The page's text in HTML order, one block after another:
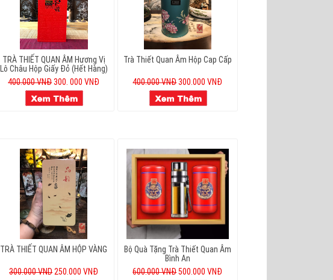
TRÀ THIẾT QUAN ÂM Hương Vị
Lô Châu Hộp Giấy Đỏ (hết Hàng)
400.000 VNĐ300. 000 VNĐ
Trà Thiết Quan Âm Hộp Cap Cấp
400.000 VNĐ300.000 VNĐ
TRÀ THIẾT QUAN ÂM HỘP VÀNG
300.000 VND250.000 VNĐ
Bộ Quà Tặng Trà Thiết Quan Âm
Bình An
600.000 VNĐ500.000 VNĐ